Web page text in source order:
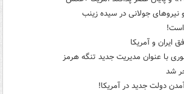
جولانی در سیده زینب
است!
ایران و آمریکا
با عنوان مدیریت جدید تنگه هرمز
شد
دولت جدید در آمریکا!